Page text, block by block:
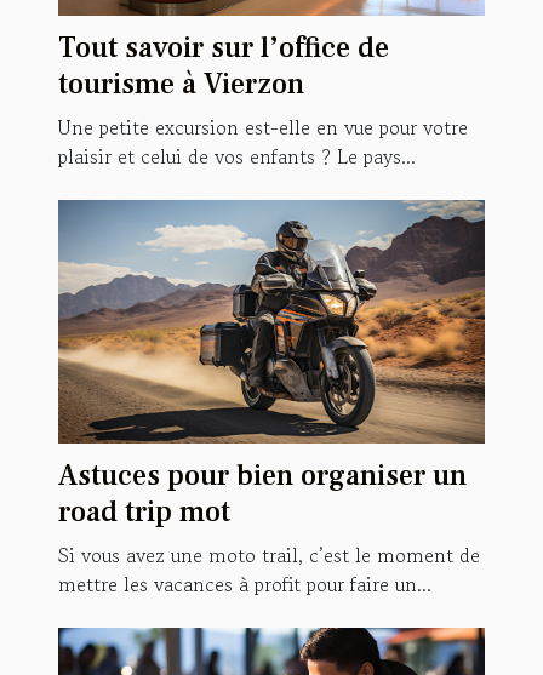
Tout savoir sur l’office de
tourisme à Vierzon
Une petite excursion est-elle en vue pour votre
plaisir et celui de vos enfants ? Le pays...
Astuces pour bien organiser un
road trip mot
Si vous avez une moto trail, c’est le moment de
mettre les vacances à profit pour faire un...